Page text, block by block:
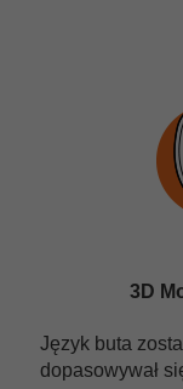
3D
Język buta
dopasowywał